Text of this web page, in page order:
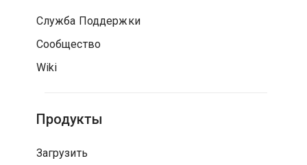
Служба Поддержки
Сообщество
Wiki
Продукты
Загрузить